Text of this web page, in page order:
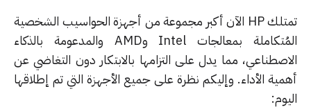
تمتلك HP الآن أكبر مجموعة من أجهزة الحواسيب الشخصية
المُتكاملة بمعالجات Intel وAMD والمدعومة بالذكاء
مما يدل على التزامها بالابتكار دون التغاضي عن
الأداء. وإليكم نظرة على جميع الأجهزة التي تم إطلاقها